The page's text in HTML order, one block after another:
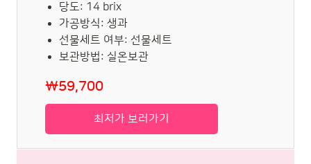
당도: 14 brix
가공방식: 생과
선물세트 여부: 선물세트
보관방법: 실온보관
₩59,700
최저가 보러가기